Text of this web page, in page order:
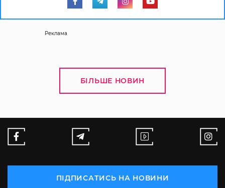
Реклама
БІЛЬШЕ НОВИН
ПІДПИСАТИСЬ НА НОВИНИ